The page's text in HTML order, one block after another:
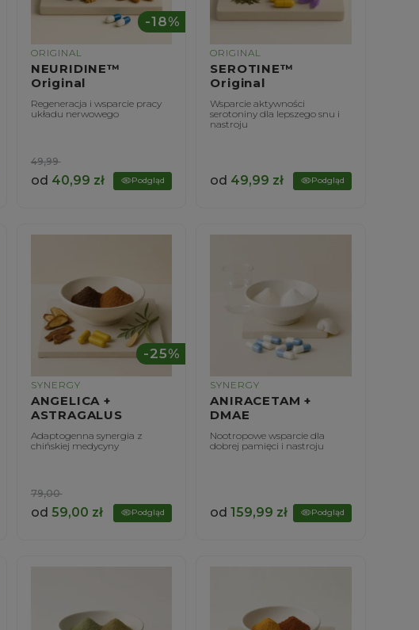
ORIGINAL
NEURIDINE™
Original
Regeneracja i wsparcie pracy
układu nerwowego
-18%
od 40,99 zł
49,99
Podgląd
ORIGINAL
SEROTINE™
Original
Wsparcie aktywności
serotoniny dla lepszego snu i
nastroju
od 49,99 zł Podgląd
SYNERGY
ANGELICA +
ASTRAGALUS
Adaptogenna synergia z
chińskiej medycyny
-25%
od 59,00 zł
79,00
Podgląd
SYNERGY
ANIRACETAM +
DMAE
Nootropowe wsparcie dla
dobrej pamięci i nastroju
od159,99 zł Podgląd